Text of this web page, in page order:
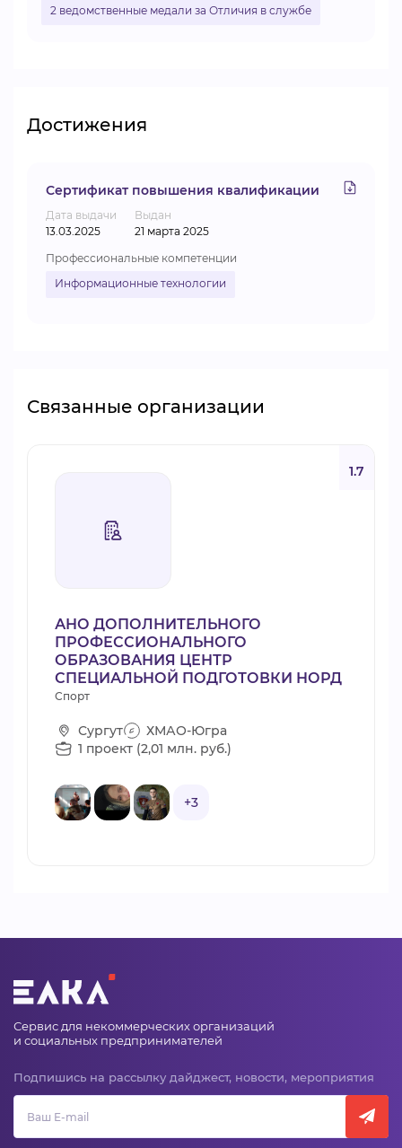
2 ведомственные медали за Отличия в службе
Достижения
Сертификат повышения квалификации
Дата выдачи
13.03.2025
Выдан
21 марта 2025
Профессиональные компетенции
Информационные технологии
Связанные организации
1.7
АНО ДОПОЛНИТЕЛЬНОГО
ПРОФЕССИОНАЛЬНОГО
ОБРАЗОВАНИЯ ЦЕНТР
СПЕЦИАЛЬНОЙ ПОДГОТОВКИ НОРД
Спорт
Сургут
ХМАО-Югра
1 проект (2,01 млн. руб.)
+3
Сервис для некоммерческих организаций
и социальных предпринимателей
Подпишись на рассылку дайджест, новости, мероприятия